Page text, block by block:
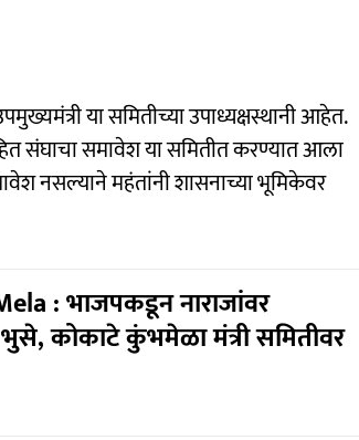
या समितीच्या उपाध्यक्षस्थानी आहेत.
संघाचा समावेश या समितीत करण्यात आला
नसल्याने महंतांनी शासनाच्या भूमिकेवर
: भाजपकडून नाराजांवर
कोकाटे कुंभमेळा मंत्री समितीवर